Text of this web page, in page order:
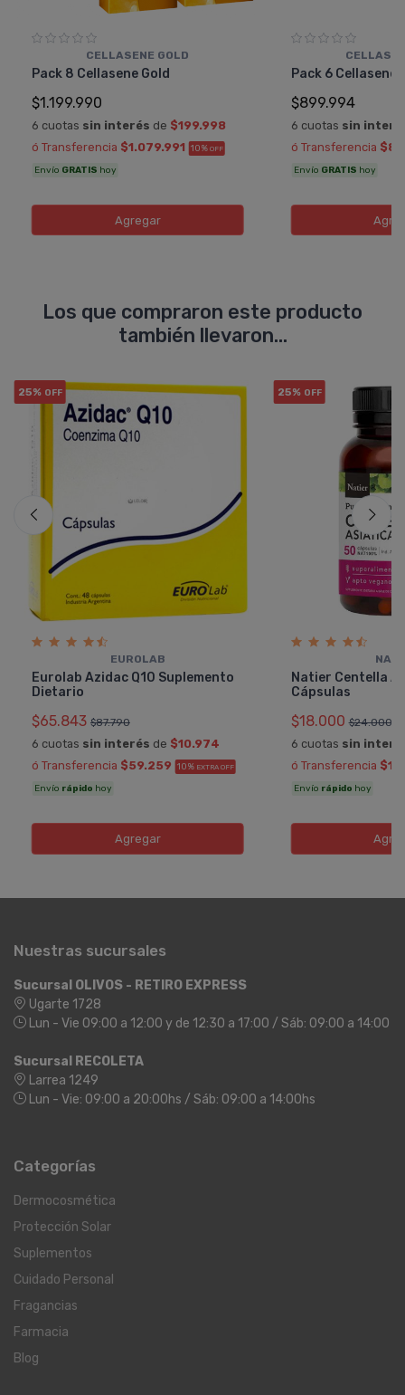
CELLASENE GOLD
Pack 8 Cellasene Gold
$1.199.990
6 cuotas sin interés de $199.998
ó Transferencia $1.079.991 10% OFF
Envío GRATIS hoy
Agregar
Pack 6 Cellasene
$899.994
6 cuotas sin
ó Transferencia
Envío GRATIS hoy
Los que compraron este producto
también llevaron...
25% OFF
EUROLAB
Eurolab Azidac Q10 Suplemento
Dietario
$65.843 $87.790
6 cuotas sin interés de $10.974
ó Transferencia $59.259 10% EXTRA OFF
Envío rápido hoy
Agregar
25% OFF
Natier Centella
Cápsulas
$18.000 $24.000
6 cuotas sin
ó Transferencia
Envío rápido hoy
Nuestras sucursales
Sucursal OLIVOS - RETIRO EXPRESS
Ugarte 1728
Lun - Vie 09:00 a 12:00 y de 12:30 a 17:00 / Sáb: 09:00 a 14:00
Sucursal RECOLETA
Larrea 1249
Lun - Vie: 09:00 a 20:00hs / Sáb: 09:00 a 14:00hs
Categorías
Dermocosmética
Protección Solar
Suplementos
Cuidado Personal
Fragancias
Farmacia
Blog